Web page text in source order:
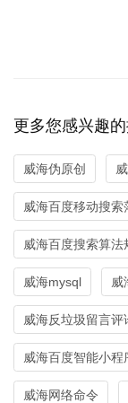
更多您感兴趣
威海伪原创
威海百度移动搜
威海百度搜索算法
威海mysql 威
威海反垃圾留言评
威海百度智能小程
威海网络命令